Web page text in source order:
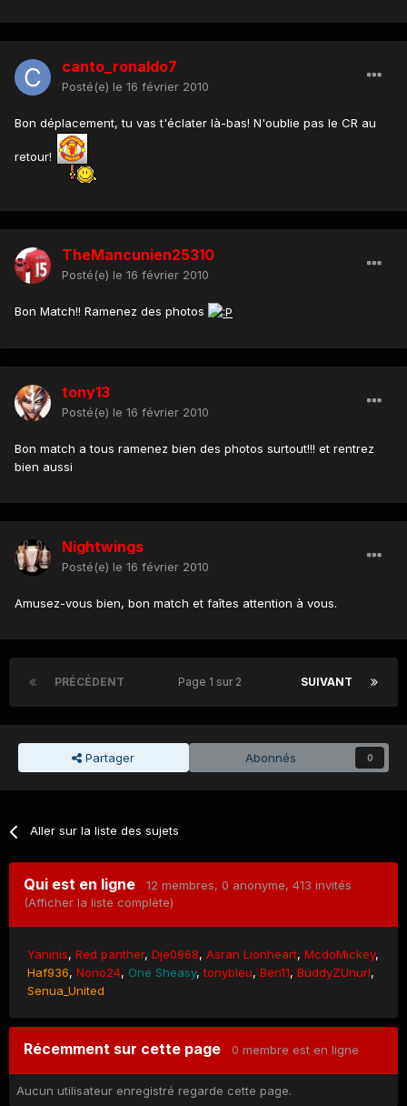
canto_ronaldo7
Posté(e) le 16 février 2010
Bon déplacement, tu vas t'éclater là-bas! N'oublie pas le CR au
retour!
TheMancunien25310
Posté(e) le 16 février 2010
Bon Match!! Ramenez des photos
tony13
Posté(e) le 16 février 2010
Bon match a tous ramenez bien des photos surtout!!! et rentrez
bien aussi
Nightwings
Posté(e) le 16 février 2010
Amusez-vous bien, bon match et faîtes attention à vous.
PRÉCÉDENT SUIVANT
Page 1 sur 2
Partager Abonnés 0
Aller sur la liste des sujets
Qui est en ligne 12 membres, 0 anonyme, 413 invités
(Afficher la liste complète)
Yaninis Red panther Dje0968 Asran Lionheart McdoMickey
Haf936 Nono24 One Sheasy tonybleu Ben11 BuddyZUnurl
Senua_United
Récemment sur cette page 0 membre est en ligne
Aucun utilisateur enregistré regarde cette page.